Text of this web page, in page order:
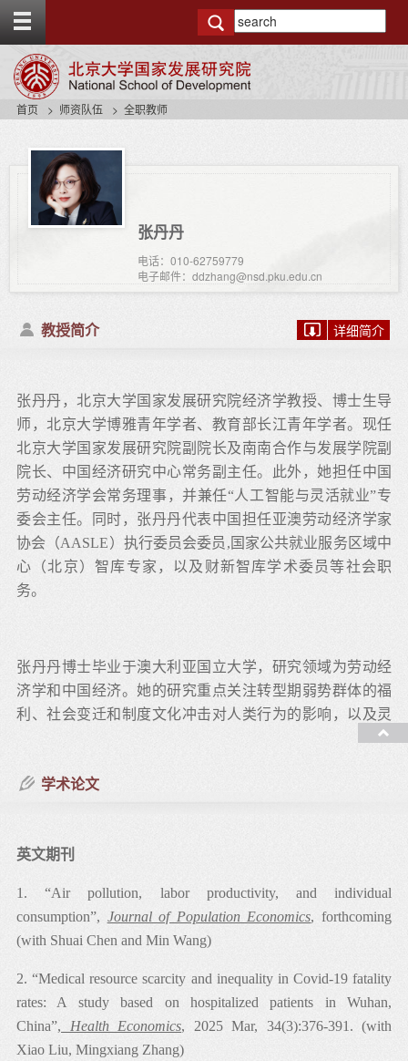
g
t
首页 师资队伍 全职教师
张丹丹
电话：010-62759779
电子邮件：ddzhang@nsd.pku.edu.cn
教授简介 详细简介
张丹丹，北京大学国家发展研究院经济学教授、博士生导
师，北京大学博雅青年学者、教育部长江青年学者。现任
北京大学国家发展研究院副院长及南南合作与发展学院副
院长、中国经济研究中心常务副主任。此外，她担任中国
劳动经济学会常务理事，并兼任“人工智能与灵活就业”专
委会主任。同时，张丹丹代表中国担任亚澳劳动经济学家
协会（AASLE）执行委员会委员,国家公共就业服务区域中
心（北京）智库专家，以及财新智库学术委员等社会职
务。
张丹丹博士毕业于澳大利亚国立大学，研究领域为劳动经
济学和中国经济。她的研究重点关注转型期弱势群体的福
利、社会变迁和制度文化冲击对人类行为的影响，以及灵
活就业、人工智能等劳动市场问题。近年来，张丹丹的学
Behaviour，Journal of Economic Behavior and Organization，
究》，《管理世界》，《经济学（季刊）》等国内外经济
科学基金重点项目和国家高端智库重点研究课题。此外，
张丹丹多次作为专家组成员参与人力资源与社会保障部、
国家统计局、国家改革与发展委员会、财政部、国家疾控
中心、国务院发展研究中心等机构组织的专题座谈和讨
学术论文
英文期刊
1. “Air pollution, labor productivity, and individual
consumption”, Journal of Population Economics, forthcoming
(with Shuai Chen and Min Wang)
2. “Medical resource scarcity and inequality in Covid-19 fatality
rates: A study based on hospitalized patients in Wuhan,
China”, Health Economics, 2025 Mar, 34(3):376-391. (with
Xiao Liu, Mingxiang Zhang)